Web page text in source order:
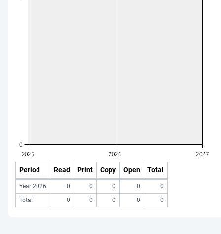
Period Read Print Copy Open Total
Year 2026 0 0 0 0
0
Total
0 0 0 0 0